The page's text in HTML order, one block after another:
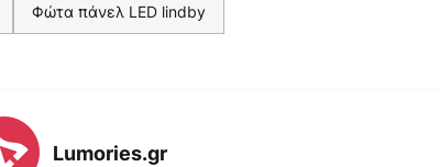
Φώτα πάνελ LED lindby
Lumories.gr